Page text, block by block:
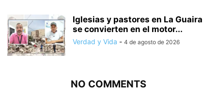
Iglesias y pastores en La Guaira
se convierten en el motor...
Verdad y Vida - 4 de agosto de 2026
NO COMMENTS